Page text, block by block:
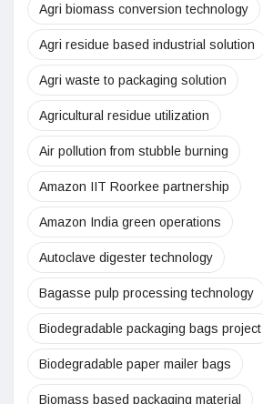
Agri biomass conversion technology
Agri residue based industrial solution
Agri waste to packaging solution
Agricultural residue utilization
Air pollution from stubble burning
Amazon IIT Roorkee partnership
Amazon India green operations
Autoclave digester technology
Bagasse pulp processing technology
Biodegradable packaging bags project
Biodegradable paper mailer bags
Biomass based packaging material